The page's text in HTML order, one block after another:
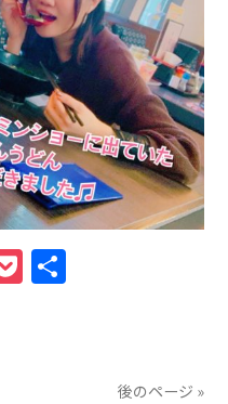
Pocket
後のページ »